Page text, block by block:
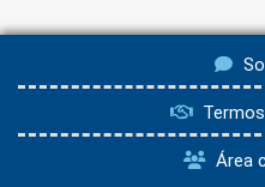
Área